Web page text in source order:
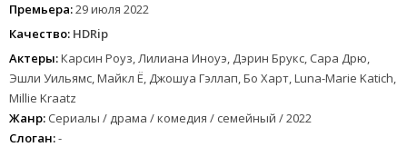
Премьера:29 июля 2022
Качество: HDRip
Актеры:Карсин Роуз, Лилиана Иноуэ, Дэрин Брукс, Сара Дрю,
Эшли Уильямс, Майкл Ё, Джошуа Гэллап, Бо Харт, Luna-Marie Katich,
Millie Kraatz
Жанр: Сериалы / драма / комедия / семейный / 2022
Слоган:-